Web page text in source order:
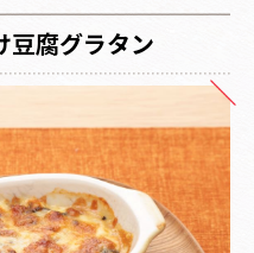
豆腐グラタン